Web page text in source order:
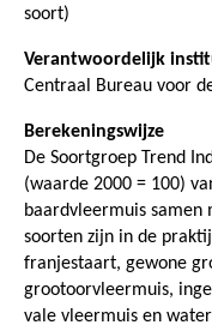
soort)
Verantwoordelijk
Centraal Bureau voor
Berekeningswijze
De Soortgroep Trend
(waarde 2000 = 100)
baardvleermuis samen
soorten zijn in de
franjestaart, gewone
grootoorvleermuis,
vale vleermuis en